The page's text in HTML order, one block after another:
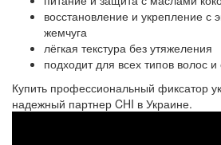
восстановление и укрепление с
жемчуга
лёгкая текстура без утяжеления
подходит для всех типов волос и
Купить профессиональный фиксатор
надежный партнер CHI в Украине.